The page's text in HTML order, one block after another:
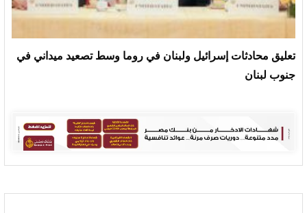
تعليق محادثات إسرائيل ولبنان في روما وسط تصعيد ميداني في
جنوب لبنان